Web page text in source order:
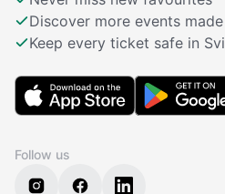
Discover more events
Keep every ticket safe in
Follow us